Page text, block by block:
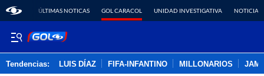
ÚLTIMAS NOTICAS GOL CARACOL UNIDAD INVESTIGATIVA NOTICIAS
Tendencias: LUIS DÍAZ FIFA-INFANTINO MILLONARIOS